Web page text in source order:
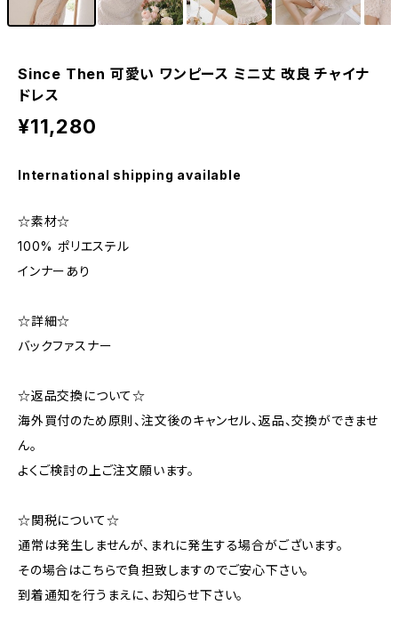
Since Then 可愛い ワンピース ミニ丈 改良 チャイナ
ドレス
¥11,280
International shipping available
☆素材☆
100% ポリエステル
インナーあり
☆詳細☆
バックファスナー
☆返品交換について☆
海外買付のため原則、注文後のキャンセル、返品、交換ができませ
ん。
よくご検討の上ご注文願います。
☆関税について☆
通常は発生しませんが、まれに発生する場合がございます。
その場合はこちらで負担致しますのでご安心下さい。
到着通知を行うまえに、お知らせ下さい。